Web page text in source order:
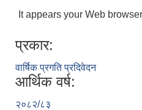
It appears your Web
प्रकार:
वार्षिक प्रगति प्रदिवेदन
आर्थिक वर्ष:
२०८२/८३